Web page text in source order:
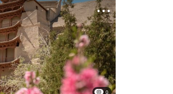

0